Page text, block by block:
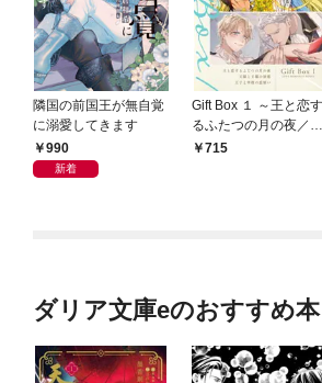
隣国の前国王が無自覚
に溺愛してきます
990
新着
Gift Box １ ～王と恋す
るふたつの月の夜／王
様と王様の初恋／王子
715
ダリア文庫eのおすすめ本